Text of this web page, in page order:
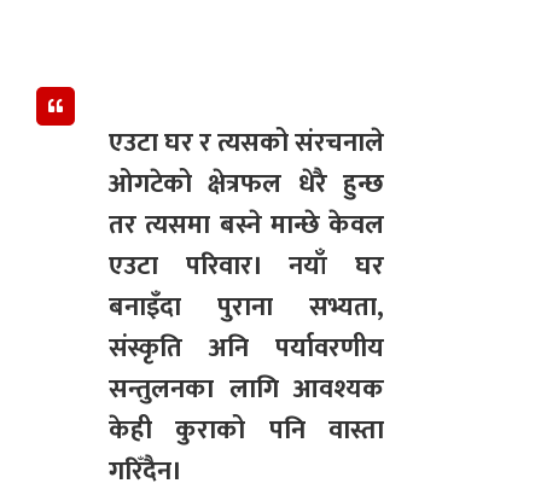
एउटा घर र त्यसको संरचनाले
ओगटेको क्षेत्रफल धेरै हुन्छ
तर त्यसमा बस्ने मान्छे केवल
एउटा परिवार। नयाँ घर
बनाइँदा पुराना सभ्यता,
संस्कृति अनि पर्यावरणीय
सन्तुलनका लागि आवश्यक
केही कुराको पनि वास्ता
गरिँदैन।